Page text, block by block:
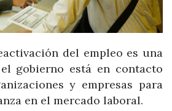
del empleo es una
gobierno está en contacto
y empresas para
en el mercado laboral.